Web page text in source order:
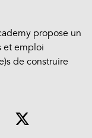
propose un
et emploi
de construire